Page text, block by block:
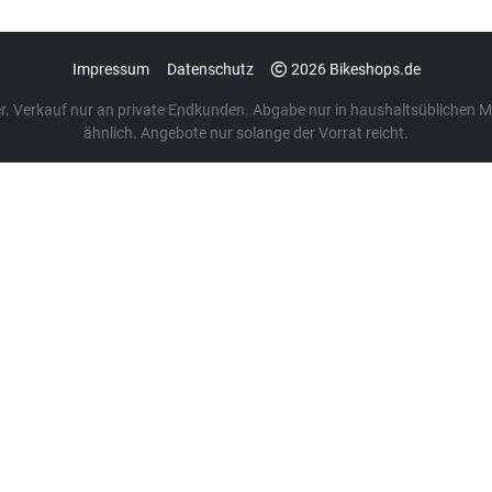
Impressum Datenschutz 2026 Bikeshops.de
Verkauf nur an private Endkunden. Abgabe nur in haushaltsüblichen
ähnlich. Angebote nur solange der Vorrat reicht.